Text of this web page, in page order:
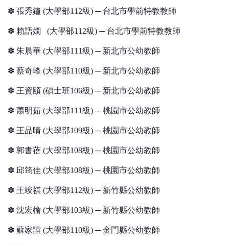
✽ 張秀鐘 (大學部112級) ─ 台北市學前特教教師
✽ 賴語嫺 (大學部112級) ─ 台北市學前特教教師
✽ 朱晨華 (大學部111級) ─ 新北市公幼教師
✽ 蔡奇峰 (大學部110級) ─ 新北市公幼教師
✽ 王資頤 (碩士班106級) ─ 新北市公幼教師
✽ 蕭明茹 (大學部111級) ─ 桃園市公幼教師
✽ 王品晴 (大學部109級) ─ 桃園市公幼教師
✽ 郭書蓓 (大學部108級) ─ 桃園市公幼教師
✽ 邱筠佳 (大學部108級) ─ 桃園市公幼教師
✽ 王竣祺 (大學部112級) ─ 新竹縣公幼教師
✽ 沈宏榆 (大學部103級) ─ 新竹縣公幼教師
✽ 蘇家誼 (大學部110級) ─ 金門縣公幼教師